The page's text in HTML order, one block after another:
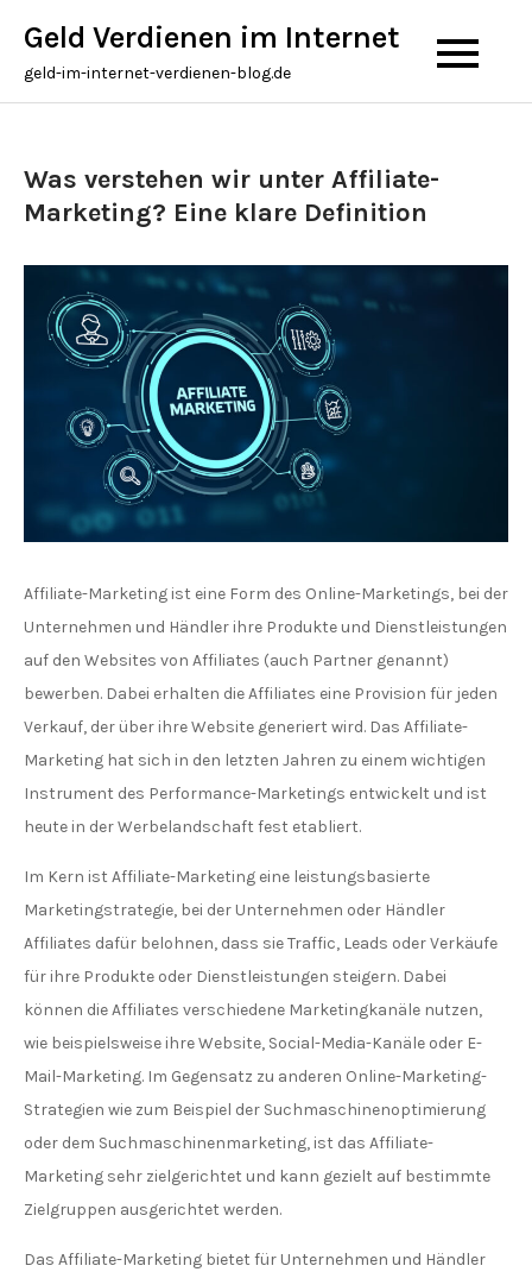
content
Geld Verdienen im Internet
geld-im-internet-verdienen-blog.de
Was verstehen wir unter Affiliate-
Marketing? Eine klare Definition
Affiliate-Marketing ist eine Form des Online-Marketings, bei der
Unternehmen und Händler ihre Produkte und Dienstleistungen
auf den Websites von Affiliates (auch Partner genannt)
bewerben. Dabei erhalten die Affiliates eine Provision für jeden
Verkauf, der über ihre Website generiert wird. Das Affiliate-
Marketing hat sich in den letzten Jahren zu einem wichtigen
Instrument des Performance-Marketings entwickelt und ist
heute in der Werbelandschaft fest etabliert.
Im Kern ist Affiliate-Marketing eine leistungsbasierte
Marketingstrategie, bei der Unternehmen oder Händler
Affiliates dafür belohnen, dass sie Traffic, Leads oder Verkäufe
für ihre Produkte oder Dienstleistungen steigern. Dabei
können die Affiliates verschiedene Marketingkanäle nutzen,
wie beispielsweise ihre Website, Social-Media-Kanäle oder E-
Mail-Marketing. Im Gegensatz zu anderen Online-Marketing-
Strategien wie zum Beispiel der Suchmaschinenoptimierung
oder dem Suchmaschinenmarketing, ist das Affiliate-
Marketing sehr zielgerichtet und kann gezielt auf bestimmte
Zielgruppen ausgerichtet werden.
Das Affiliate-Marketing bietet für Unternehmen und Händler